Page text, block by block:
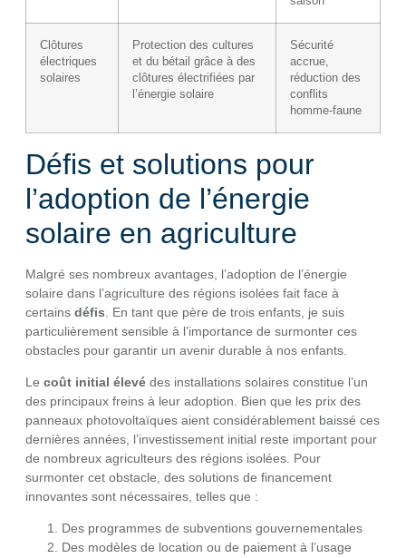
Clôtures
électriques
solaires
Protection des cultures
et du bétail grâce à des
clôtures électrifiées par
l’énergie solaire
Sécurité
accrue,
réduction des
conflits
homme-faune
Défis et solutions pour
l’adoption de l’énergie
solaire en agriculture
Malgré ses nombreux avantages, l’adoption de l’énergie
solaire dans l’agriculture des régions isolées fait face à
certains défis . En tant que père de trois enfants, je suis
particulièrement sensible à l’importance de surmonter ces
obstacles pour garantir un avenir durable à nos enfants.
Le coût initial élevé des installations solaires constitue l’un
des principaux freins à leur adoption. Bien que les prix des
panneaux photovoltaïques aient considérablement baissé ces
dernières années, l’investissement initial reste important pour
de nombreux agriculteurs des régions isolées. Pour
surmonter cet obstacle, des solutions de financement
innovantes sont nécessaires, telles que :
Des programmes de subventions gouvernementales
Des modèles de location ou de paiement à l’usage